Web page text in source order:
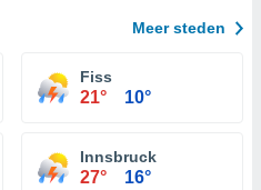
Meer steden
Fiss
21° 10°
Innsbruck
27° 16°